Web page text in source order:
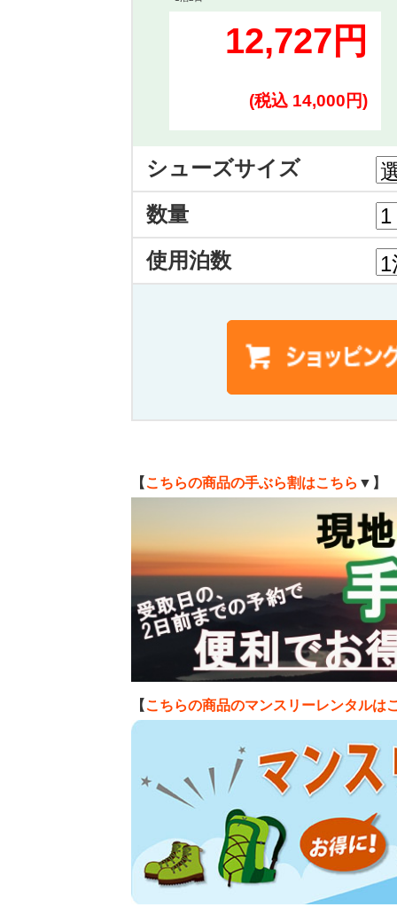
12,727円
(税込 14,000円)
シューズサイズ
数量
使用泊数
【こちらの商品の手ぶら割はこちら ▼】
【こちらの商品のマンスリーレンタルは